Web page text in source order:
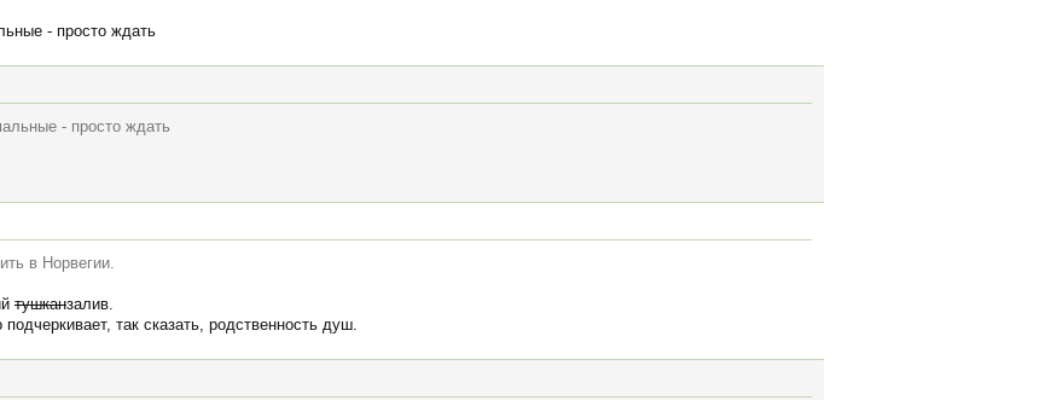
- просто ждать
- просто ждать
в Норвегии.
тушканзалив.
так сказать, родственность душ.